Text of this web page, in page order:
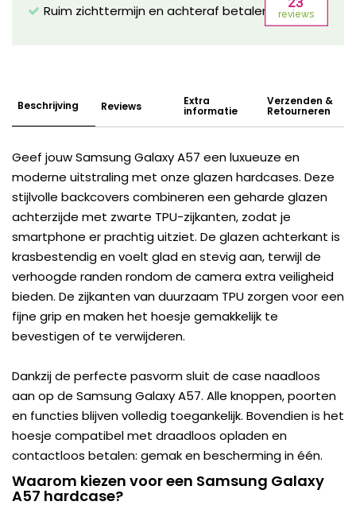
Ruim zichttermijn en achteraf betalen mogelijk!
Beschrijving Reviews Extra
informatie
Verzenden &
Retourneren
Geef jouw Samsung Galaxy A57 een luxueuze en
moderne uitstraling met onze glazen hardcases. Deze
stijlvolle backcovers combineren een geharde glazen
achterzijde met zwarte TPU-zijkanten, zodat je
smartphone er prachtig uitziet. De glazen achterkant is
krasbestendig en voelt glad en stevig aan, terwijl de
verhoogde randen rondom de camera extra veiligheid
bieden. De zijkanten van duurzaam TPU zorgen voor een
fijne grip en maken het hoesje gemakkelijk te
bevestigen of te verwijderen.
Dankzij de perfecte pasvorm sluit de case naadloos
aan op de Samsung Galaxy A57. Alle knoppen, poorten
en functies blijven volledig toegankelijk. Bovendien is het
hoesje compatibel met draadloos opladen en
contactloos betalen: gemak en bescherming in één.
Waarom kiezen voor een Samsung Galaxy
A57 hardcase?